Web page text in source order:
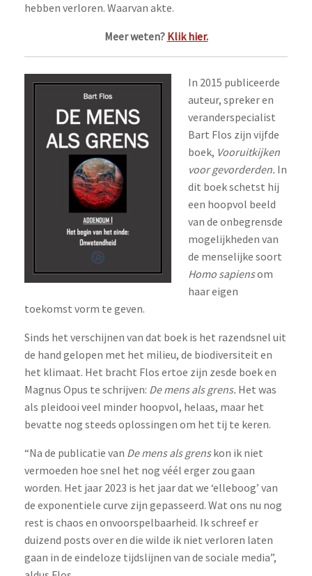
hebben verloren. Waarvan akte.
Meer weten? Klik hier.
In 2015 publiceerde
auteur, spreker en
veranderspecialist
Bart Flos zijn vijfde
boek, Vooruitkijken
voor gevorderden. In
dit boek schetst hij
een hoopvol beeld
van de onbegrensde
mogelijkheden van
de menselijke soort
Homo sapiensom
haar eigen
toekomst vorm te geven.
Sinds het verschijnen van dat boek is het razendsnel uit
de hand gelopen met het milieu, de biodiversiteit en
het klimaat. Het bracht Flos ertoe zijn zesde boek en
Magnus Opus te schrijven: De mens als grens. Het was
als pleidooi veel minder hoopvol, helaas, maar het
bevatte nog steeds oplossingen om het tij te keren.
“Na de publicatie van De mens als grenskon ik niet
vermoeden hoe snel het nog véél erger zou gaan
worden. Het jaar 2023 is het jaar dat we ‘elleboog’ van
de exponentiele curve zijn gepasseerd. Wat ons nu nog
rest is chaos en onvoorspelbaarheid. Ik schreef er
duizend posts over en die wilde ik niet verloren laten
gaan in de eindeloze tijdslijnen van de sociale media”,